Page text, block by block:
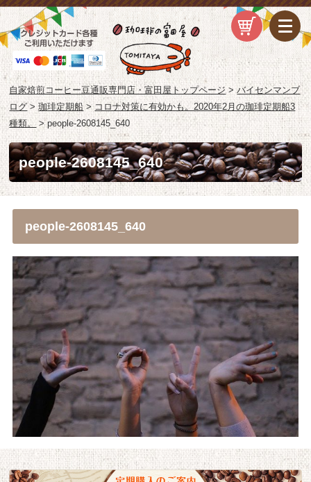
自家焙煎コーヒー豆通販専門店・富田屋トップページ>バイセンマンブ
ログ>珈琲定期船 > コロナ対策に有効かも。2020年2月の珈琲定期船3
種類。 >people-2608145_640
people-2608145_640
people-2608145_640